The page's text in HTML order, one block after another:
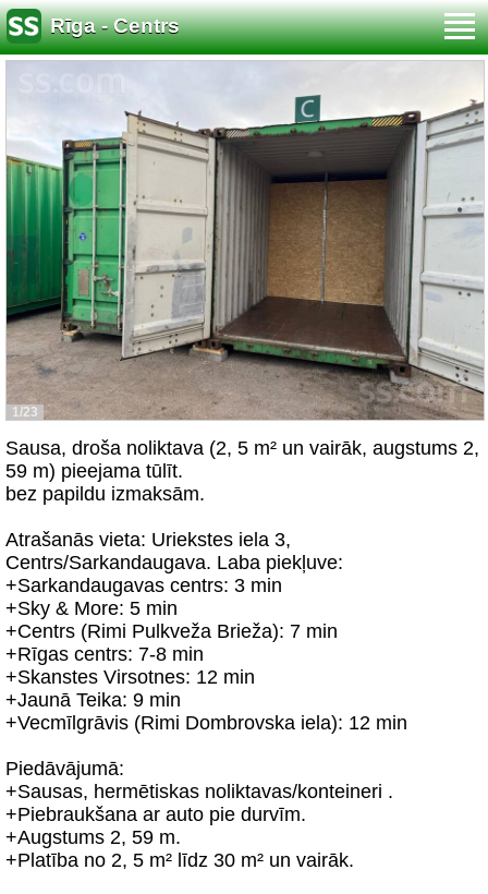
Rīga - Centrs
1/23
Sausa, droša noliktava (2, 5 m² un vairāk, augstums 2,
59 m) pieejama tūlīt.
bez papildu izmaksām.
Atrašanās vieta: Uriekstes iela 3,
Centrs/Sarkandaugava. Laba piekļuve:
+Sarkandaugavas centrs: 3 min
+Sky & More: 5 min
+Centrs (Rimi Pulkveža Brieža): 7 min
+Rīgas centrs: 7-8 min
+Skanstes Virsotnes: 12 min
+Jaunā Teika: 9 min
+Vecmīlgrāvis (Rimi Dombrovska iela): 12 min
Piedāvājumā:
+Sausas, hermētiskas noliktavas/konteineri .
+Piebraukšana ar auto pie durvīm.
+Augstums 2, 59 m.
+Platība no 2, 5 m² līdz 30 m² un vairāk.